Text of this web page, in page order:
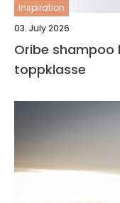
inspiration
03. July 2026
Oribe shampoo luksuspleie for hår i
toppklasse